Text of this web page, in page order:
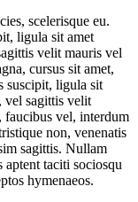
scelerisque eu.
ligula sit amet
velit mauris vel
cursus sit amet,
suscipit, ligula sit
vel sagittis velit
faucibus vel, interdum
non, venenatis
sagittis. Nullam
taciti sociosqu
hymenaeos.